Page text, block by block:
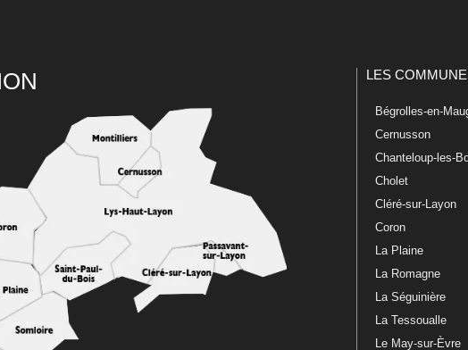
LES
Bégrolles-en-
Cernusson
Chanteloup-les-
Cholet
Cléré-sur-Layon
Coron
La Plaine
La Romagne
La Séguinière
La Tessoualle
Le May-sur-Èvre